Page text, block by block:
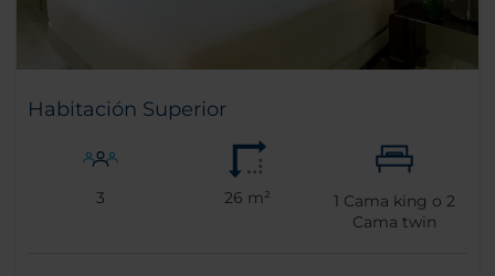
Habitación Superior
3 26 m² 1 Cama king o 2
Cama twin